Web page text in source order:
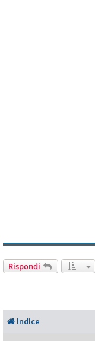
Rispondi
Indice